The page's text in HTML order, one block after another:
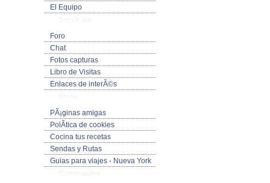
El Equipo
Foro
Chat
Fotos capturas
Libro de Visitas
Enlaces de interÃ©s
PÃ¡ginas amigas
PolÃ­tica de cookies
Cocina tus recetas
Sendas y Rutas
Guias para viajes - Nueva York